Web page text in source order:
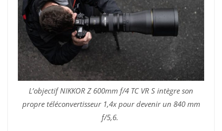
L’objectif NIKKOR Z 600mm f/4 TC VR S intègre son
propre téléconvertisseur 1,4x pour devenir un 840 mm
f/5,6.